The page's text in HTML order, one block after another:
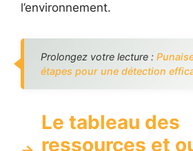
l’environnement.
Prolongez votre lecture :
étapes pour une détection
Le tableau des
ressources et